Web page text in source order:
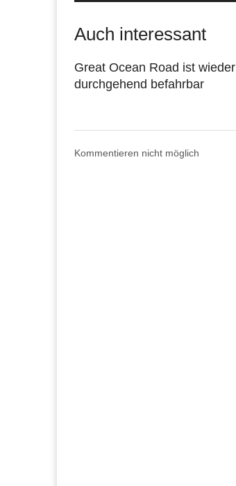
Auch interessant
Great Ocean Road ist wieder
durchgehend befahrbar
Kommentieren nicht möglich